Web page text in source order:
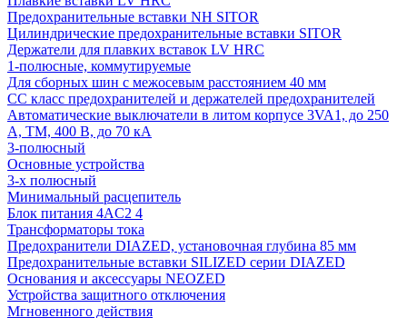
Предохранительные вставки NH SITOR
Цилиндрические предохранительные вставки SITOR
Держатели для плавких вставок LV HRC
1-полюсные, коммутируемые
Для сборных шин с межосевым расстоянием 40 мм
СС класс предохранителей и держателей предохранителей
Автоматические выключатели в литом корпусе 3VA1, до 250
А, TM, 400 В, до 70 кА
3-полюсный
Основные устройства
3-х полюсный
Минимальный расцепитель
Блок питания 4AC2 4
Трансформаторы тока
Предохранители DIAZED, установочная глубина 85 мм
Предохранительные вставки SILIZED серии DIAZED
Основания и аксессуары NEOZED
Устройства защитного отключения
Мгновенного действия